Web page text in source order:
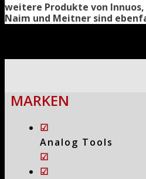
weitere Produkte von
Naim und Meitner sind
MARKEN
☑
Analog Tools
☑
☑